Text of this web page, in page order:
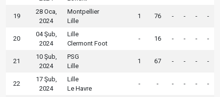
19
28 Oca,
2024
Montpellier
Lille
1 76 - - - -
20
04 Şub,
2024
Lille
Clermont Foot
- 16 - - - -
21
10 Şub,
2024
PSG
Lille
1 67 - - - -
22
17 Şub,
2024
Lille
Le Havre
- - - - - -